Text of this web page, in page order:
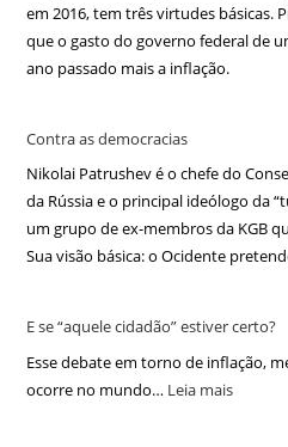
em 2016, tem três virtudes básicas.
que o gasto do governo federal de
ano passado mais a inflação.
Contra as democracias
Nikolai Patrushev é o chefe do
da Rússia e o principal ideólogo da
um grupo de ex-membros da KGB
Sua visão básica: o Ocidente
E se “aquele cidadão” estiver certo?
Esse debate em torno de inflação,
ocorre no mundo… Leia mais